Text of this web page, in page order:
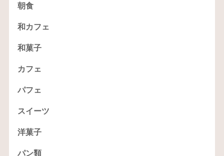
朝食
和カフェ
和菓子
カフェ
パフェ
スイーツ
洋菓子
パン類